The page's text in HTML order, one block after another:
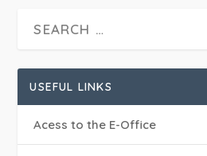
USEFUL LINKS
Acess to the E-Office